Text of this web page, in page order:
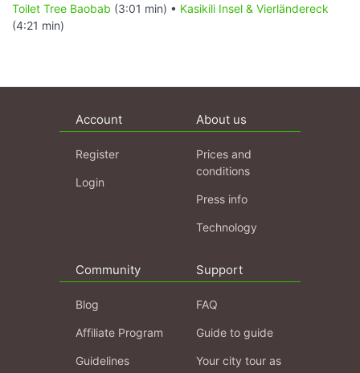
Toilet Tree Baobab (3:01 min) • Kasikili Insel & Vierländereck
(4:21 min)
Account
Register
Login
About us
Prices and
conditions
Press info
Technology
Community
Blog
Affiliate Program
Guidelines
Support
FAQ
Guide to guide
Your city tour as